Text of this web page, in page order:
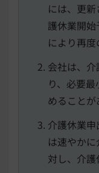
には、更
護休業開
により再度
会社は、
り、必要
めることが
介護休業
は速やか
対し、介護